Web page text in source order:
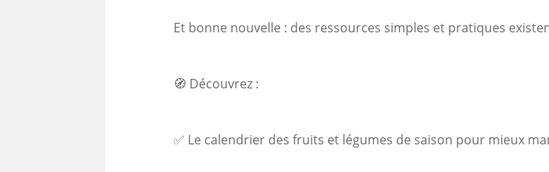
Et bonne nouvelle : des ressources simples et pratiques
🧭 Découvrez :
✅ Le calendrier des fruits et légumes de saison pour mieux